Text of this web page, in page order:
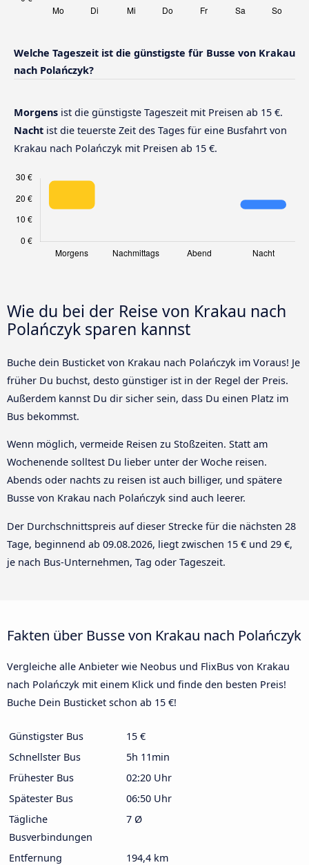
Welche Tageszeit ist die günstigste für Busse von Krakau
nach Polańczyk?
Morgens ist die günstigste Tageszeit mit Preisen ab 15 €.
Nacht ist die teuerste Zeit des Tages für eine Busfahrt von
Krakau nach Polańczyk mit Preisen ab 15 €.
Wie du bei der Reise von Krakau nach
Polańczyk sparen kannst
Buche dein Busticket von Krakau nach Polańczyk im Voraus! Je
früher Du buchst, desto günstiger ist in der Regel der Preis.
Außerdem kannst Du dir sicher sein, dass Du einen Platz im
Bus bekommst.
Wenn möglich, vermeide Reisen zu Stoßzeiten. Statt am
Wochenende solltest Du lieber unter der Woche reisen.
Abends oder nachts zu reisen ist auch billiger, und spätere
Busse von Krakau nach Polańczyk sind auch leerer.
Der Durchschnittspreis auf dieser Strecke für die nächsten 28
Tage, beginnend ab 09.08.2026, liegt zwischen 15 € und 29 €,
je nach Bus-Unternehmen, Tag oder Tageszeit.
Fakten über Busse von Krakau nach Polańczyk
Vergleiche alle Anbieter wie Neobus und FlixBus von Krakau
nach Polańczyk mit einem Klick und finde den besten Preis!
Buche Dein Busticket schon ab 15 €!
Günstigster Bus
15 €
Schnellster Bus
5h 11min
Frühester Bus
02:20 Uhr
Spätester Bus
06:50 Uhr
Tägliche
Busverbindungen
7 Ø
Entfernung
194,4 km